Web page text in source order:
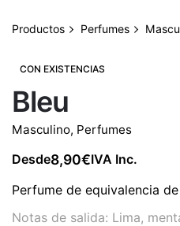
Productos Perfumes
CON EXISTENCIAS
Bleu
Masculino, Perfumes
Desde8,90€IVA Inc.
Perfume de equivalencia
Notas de salida: Lima,